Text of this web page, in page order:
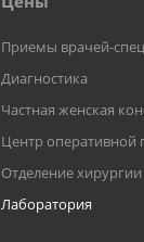
Приемы врачей-
Диагностика
Частная женская
Центр оперативной
Отделение хирургии
Лаборатория